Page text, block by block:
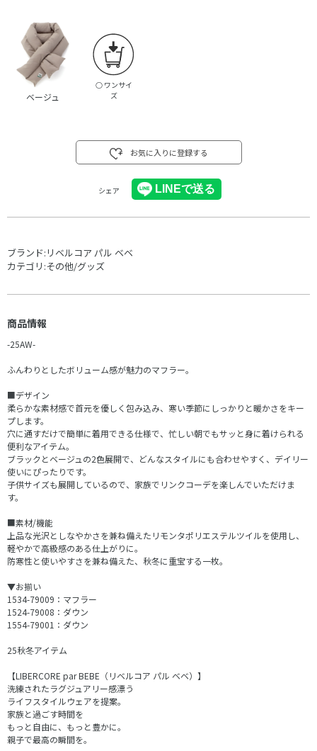
ベージュ
○ ワンサイ
ズ
お気に入りに登録する
シェア
ブランド: リベルコア パル ベベ
カテゴリ:その他/グッズ
商品情報
-25AW-
ふんわりとしたボリューム感が魅力のマフラー。
■デザイン
柔らかな素材感で首元を優しく包み込み、寒い季節にしっかりと暖かさをキー
プします。
穴に通すだけで簡単に着用できる仕様で、忙しい朝でもサッと身に着けられる
便利なアイテム。
ブラックとベージュの2色展開で、どんなスタイルにも合わせやすく、デイリー
使いにぴったりです。
子供サイズも展開しているので、家族でリンクコーデを楽しんでいただけま
す。
■素材/機能
上品な光沢としなやかさを兼ね備えたリモンタポリエステルツイルを使用し、
軽やかで高級感のある仕上がりに。
防寒性と使いやすさを兼ね備えた、秋冬に重宝する一枚。
▼お揃い
1534-79009：マフラー
1524-79008：ダウン
1554-79001：ダウン
25秋冬アイテム
【LIBERCORE par BEBE（リベルコア パル ベベ）】
洗練されたラグジュアリー感漂う
ライフスタイルウェアを提案。
家族と過ごす時間を
もっと自由に、もっと豊かに。
親子で最高の瞬間を。